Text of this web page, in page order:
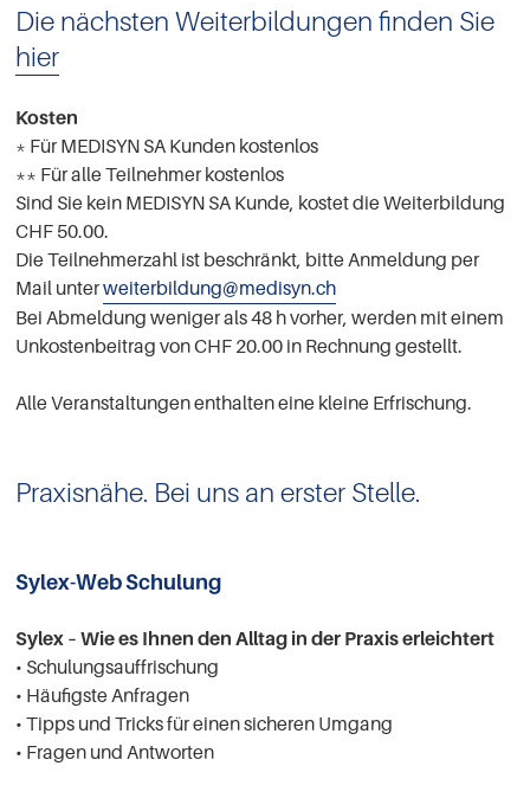
Die nächsten Weiterbildungen finden Sie
hier
Kosten
* Für MEDISYN SA Kunden kostenlos
** Für alle Teilnehmer kostenlos
Sind Sie kein MEDISYN SA Kunde, kostet die Weiterbildung
CHF 50.00.
Die Teilnehmerzahl ist beschränkt, bitte Anmeldung per
Mail unterweiterbildung@medisyn.ch
Bei Abmeldung weniger als 48 h vorher, werden mit einem
Unkostenbeitrag von CHF 20.00 in Rechnung gestellt.
Alle Veranstaltungen enthalten eine kleine Erfrischung.
Praxisnähe. Bei uns an erster Stelle.
Sylex-Web Schulung
Sylex – Wie es Ihnen den Alltag in der Praxis erleichtert
• Schulungsauffrischung
• Häufigste Anfragen
• Tipps und Tricks für einen sicheren Umgang
• Fragen und Antworten